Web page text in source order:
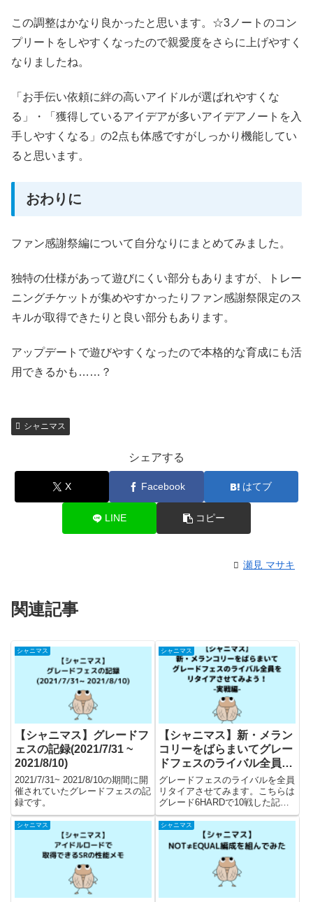
この調整はかなり良かったと思います。☆3ノートのコン
プリートをしやすくなったので親愛度をさらに上げやすく
なりましたね。
「お手伝い依頼に絆の高いアイドルが選ばれやすくな
る」・「獲得しているアイデアが多いアイデアノートを入
手しやすくなる」の2点も体感ですがしっかり機能してい
ると思います。
おわりに
ファン感謝祭編について自分なりにまとめてみました。
独特の仕様があって遊びにくい部分もありますが、トレー
ニングチケットが集めやすかったりファン感謝祭限定のス
キルが取得できたりと良い部分もあります。
アップデートで遊びやすくなったので本格的な育成にも活
用できるかも……？
シャニマス
シェアする
X Facebook はてブ
LINE コピー
瀬見 マサキ
関連記事
シャニマス
【シャニマス】グレードフ
ェスの記録(2021/7/31 ~
2021/8/10)
2021/7/31~ 2021/8/10の期間に開
催されていたグレードフェスの記
録です。
シャニマス
【シャニマス】新・メラン
コリーをばらまいてグレー
ドフェスのライバル全員を
リタイアさせてみよう！-
実戦編-
グレードフェスのライバルを全員
リタイアさせてみます。こちらは
グレード6HARDで10戦した記録
になります。
シャニマス シャニマス